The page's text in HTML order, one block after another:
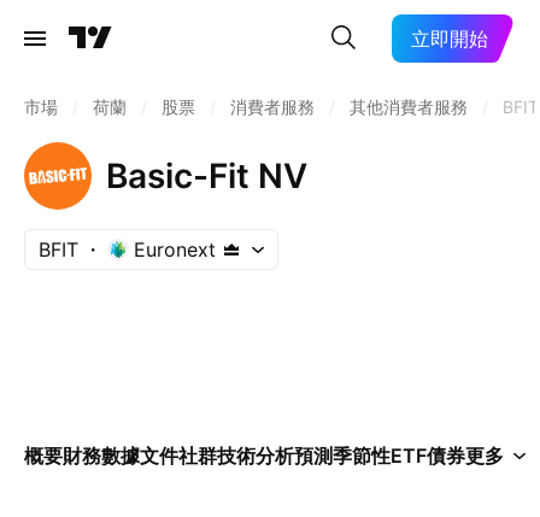
立即開始
市場 荷蘭 股票 消費者服務 其他消費者服務 BFIT
Basic-Fit NV
BFIT Euronext
概要財務數據文件社群技術分析預測季節性ETF債券更多